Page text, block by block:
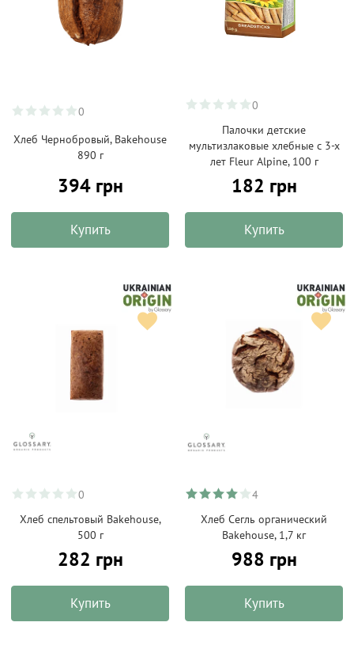
0
Хлеб Чернобровый, Bakehouse
890 г
394 грн
Купить
0
Палочки детские
мультизлаковые хлебные с 3-х
лет Fleur Alpine, 100 г
182 грн
Купить
0
Хлеб спельтовый Bakehouse,
500 г
282 грн
Купить
4
Хлеб Сегль органический
Bakehouse, 1,7 кг
988 грн
Купить